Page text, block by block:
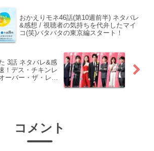
おかえりモネ46話(第10週前半) ネタバレ
&感想 / 視聴者の気持ちを代弁したマイ
コ(笑)バタバタの東京編スタート！
3話 ネタバレ&感
！デス・チキンレ
ーバー・ザ・レイ
コメント